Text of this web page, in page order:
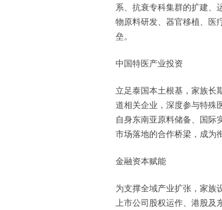
系、抗衰专科集群的扩建、
物原料研发、器官移植、医
垒。
中国特医产业投资
立足泰国本土根基，家族长
道相关企业，深度参与特殊
自身东南亚原料储备、国际
市场落地的合作桥梁，成为
金融资本赋能
为支撑全域产业扩张，家族
上市公司股权运作、港股及